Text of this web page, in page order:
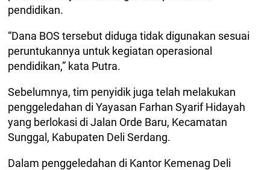
pendidikan.
“Dana BOS tersebut diduga tidak digunakan sesuai
peruntukannya untuk kegiatan operasional
pendidikan,” kata Putra.
Sebelumnya, tim penyidik juga telah melakukan
penggeledahan di Yayasan Farhan Syarif Hidayah
yang berlokasi di Jalan Orde Baru, Kecamatan
Sunggal, Kabupaten Deli Serdang.
Dalam penggeledahan di Kantor Kemenag Deli